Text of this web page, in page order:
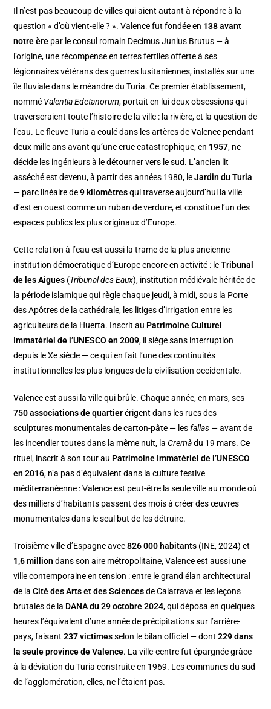
Il n’est pas beaucoup de villes qui aient autant à répondre à la
question « d’où vient-elle ? ». Valence fut fondée en 138 avant
notre ère par le consul romain Decimus Junius Brutus — à
l’origine, une récompense en terres fertiles offerte à ses
légionnaires vétérans des guerres lusitaniennes, installés sur une
île fluviale dans le méandre du Turia. Ce premier établissement,
nommé Valentia Edetanorum, portait en lui deux obsessions qui
traverseraient toute l’histoire de la ville : la rivière, et la question de
l’eau. Le fleuve Turia a coulé dans les artères de Valence pendant
deux mille ans avant qu’une crue catastrophique, en 1957, ne
décide les ingénieurs à le détourner vers le sud. L’ancien lit
asséché est devenu, à partir des années 1980, leJardin du Turia
— parc linéaire de9 kilomètresqui traverse aujourd’hui la ville
d’est en ouest comme un ruban de verdure, et constitue l’un des
espaces publics les plus originaux d’Europe.
Cette relation à l’eau est aussi la trame de la plus ancienne
institution démocratique d’Europe encore en activité : leTribunal
de les Aigues (Tribunal des Eaux), institution médiévale héritée de
la période islamique qui règle chaque jeudi, à midi, sous la Porte
des Apôtres de la cathédrale, les litiges d’irrigation entre les
agriculteurs de la Huerta. Inscrit au Patrimoine Culturel
Immatériel de l’UNESCO en 2009, il siège sans interruption
depuis le Xe siècle — ce qui en fait l’une des continuités
institutionnelles les plus longues de la civilisation occidentale.
Valence est aussi la ville qui brûle. Chaque année, en mars, ses
750 associations de quartierérigent dans les rues des
sculptures monumentales de carton-pâte — lesfallas — avant de
les incendier toutes dans la même nuit, laCremàdu 19 mars. Ce
rituel, inscrit à son tour au Patrimoine Immatériel de l’UNESCO
en 2016, n’a pas d’équivalent dans la culture festive
méditerranéenne : Valence est peut-être la seule ville au monde où
des milliers d’habitants passent des mois à créer des œuvres
monumentales dans le seul but de les détruire.
Troisième ville d’Espagne avec826 000 habitants (INE, 2024) et
1,6 million dans son aire métropolitaine, Valence est aussi une
ville contemporaine en tension : entre le grand élan architectural
de laCité des Arts et des Sciencesde Calatrava et les leçons
brutales de la DANA du 29 octobre 2024, qui déposa en quelques
heures l’équivalent d’une année de précipitations sur l’arrière-
pays, faisant237 victimesselon le bilan officiel — dont229 dans
la seule province de Valence. La ville-centre fut épargnée grâce
à la déviation du Turia construite en 1969. Les communes du sud
de l’agglomération, elles, ne l’étaient pas.